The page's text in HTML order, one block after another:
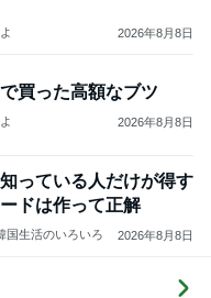
2026年8月8日
買った高額なブツ
2026年8月8日
っている人だけが得す
ドは作って正解
国生活のいろいろ 2026年8月8日